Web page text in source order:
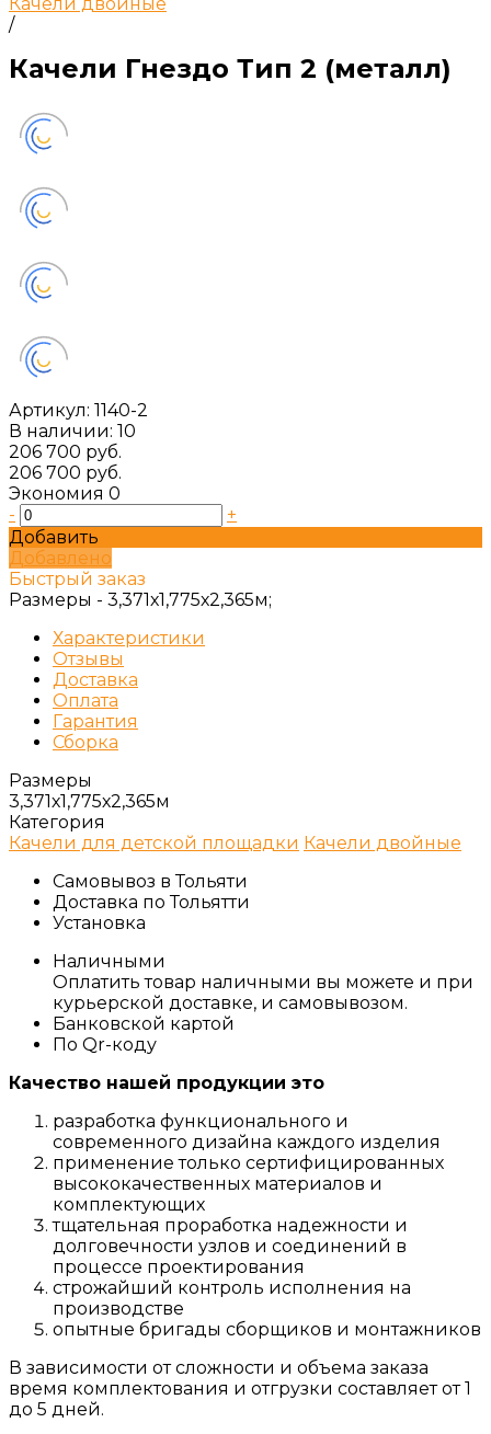
/
Качели Гнездо Тип 2 (металл)
Артикул: 1140-2
В наличии: 10
206 700 руб.
206 700 руб.
Экономия 0
-
+
Добавить
Добавлено
Быстрый заказ
Размеры - 3,371х1,775х2,365м;
Характеристики
Отзывы
Доставка
Оплата
Гарантия
Сборка
Размеры
3,371х1,775х2,365м
Категория
Качели для детской площадки Качели двойные
Самовывоз в Тольяти
Доставка по Тольятти
Установка
Наличными
Оплатить товар наличными вы можете и при
курьерской доставке, и самовывозом.
Банковской картой
По Qr-коду
Качество нашей продукции это
разработка функционального и
современного дизайна каждого изделия
применение только сертифицированных
высококачественных материалов и
комплектующих
тщательная проработка надежности и
долговечности узлов и соединений в
процессе проектирования
строжайший контроль исполнения на
производстве
опытные бригады сборщиков и монтажников
В зависимости от сложности и объема заказа
время комплектования и отгрузки составляет от 1
до 5 дней.